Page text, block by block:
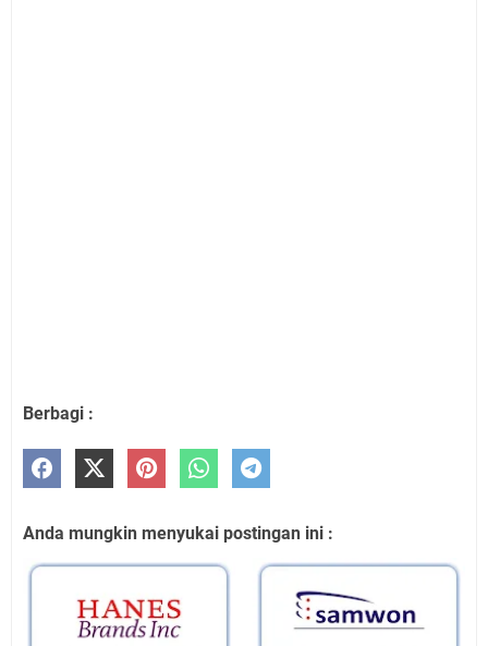
Berbagi :
Anda mungkin menyukai postingan ini :